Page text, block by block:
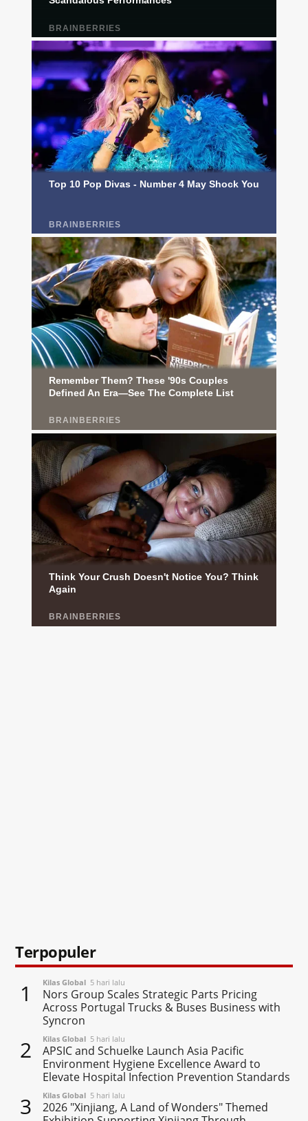
Terpopuler
1 Kilas Global 5 hari lalu
Nors Group Scales Strategic Parts Pricing
Across Portugal Trucks & Buses Business with
Syncron
2 Kilas Global 5 hari lalu
APSIC and Schuelke Launch Asia Pacific
Environment Hygiene Excellence Award to
Elevate Hospital Infection Prevention Standards
3 Kilas Global 5 hari lalu
2026 "Xinjiang, A Land of Wonders" Themed